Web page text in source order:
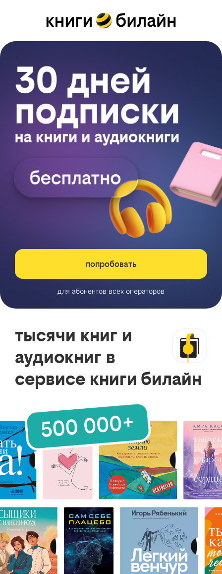
попробовать
для абонентов всех операторов
тысячи книг и
аудиокниг в
сервисе книги билайн